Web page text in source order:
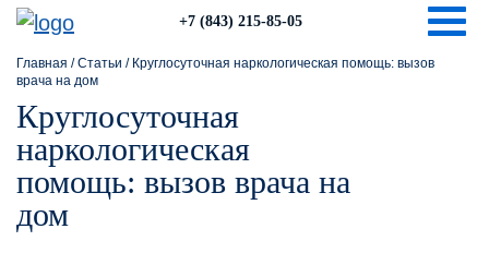
+7 (843) 215-85-05
Главная /Статьи / Круглосуточная наркологическая помощь: вызов
врача на дом
Круглосуточная
наркологическая
помощь: вызов врача на
дом